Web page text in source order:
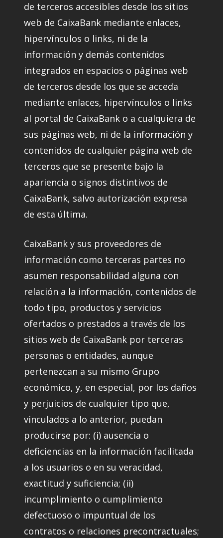
de terceros accesibles desde los sitios
web de CaixaBank mediante enlaces,
hipervínculos o links, ni de la
información y demás contenidos
integrados en espacios o páginas web
de terceros desde los que se acceda
mediante enlaces, hipervínculos o links
al portal de CaixaBank o a cualquiera de
sus páginas web, ni de la información y
contenidos de cualquier página web de
terceros que se presente bajo la
apariencia o signos distintivos de
CaixaBank, salvo autorización expresa
de esta última.
CaixaBank y sus proveedores de
información como terceras partes no
asumen responsabilidad alguna con
relación a la información, contenidos de
todo tipo, productos y servicios
ofertados o prestados a través de los
sitios web de CaixaBank por terceras
personas o entidades, aunque
pertenezcan a su mismo Grupo
económico, y, en especial, por los daños
y perjuicios de cualquier tipo que,
vinculados a lo anterior, puedan
producirse por: (i) ausencia o
deficiencias en la información facilitada
a los usuarios o en su veracidad,
exactitud y suficiencia; (ii)
incumplimiento o cumplimiento
defectuoso o impuntual de los
contratos o relaciones precontractuales;